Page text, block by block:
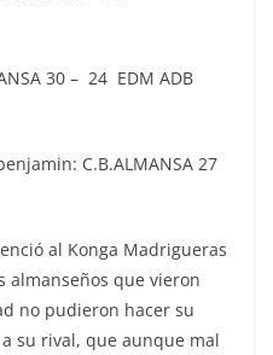
30 – 24 EDM ADB
C.B.ALMANSA 27
al Konga Madrigueras
que vieron
no pudieron hacer su
su rival, que aunque mal